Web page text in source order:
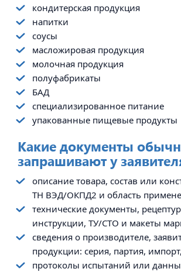
кондитерская продукция
напитки
соусы
масложировая продукция
молочная продукция
полуфабрикаты
БАД
специализированное питание
упакованные пищевые продукты
Какие документы
запрашивают у
описание товара, состав или
ТН ВЭД/ОКПД2 и область
технические документы,
инструкции, ТУ/СТО и макеты
сведения о производителе,
продукции: серия, партия,
протоколы испытаний или